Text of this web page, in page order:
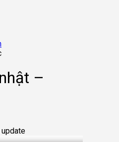
–
update